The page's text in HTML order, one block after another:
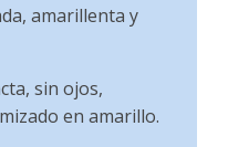
amarillenta y
sin ojos,
en amarillo.